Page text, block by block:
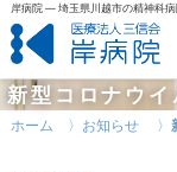
岸病院 — 埼玉県川越市の精神科
新型コロナウ
ホーム 〉 お知らせ〉